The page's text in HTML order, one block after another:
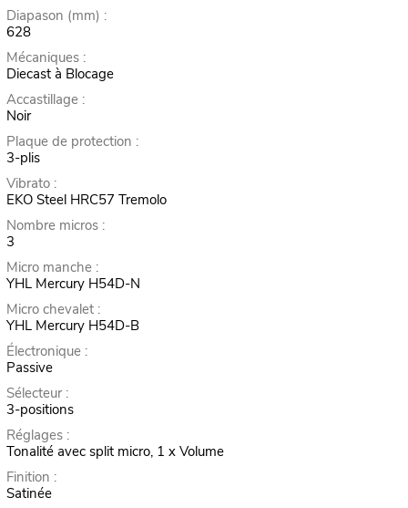
Diapason (mm) :
628
Mécaniques :
Diecast à Blocage
Accastillage :
Noir
Plaque de protection :
3-plis
Vibrato :
EKO Steel HRC57 Tremolo
Nombre micros :
3
Micro manche :
YHL Mercury H54D-N
Micro chevalet :
YHL Mercury H54D-B
Électronique :
Passive
Sélecteur :
3-positions
Réglages :
Tonalité avec split micro, 1 x Volume
Finition :
Satinée